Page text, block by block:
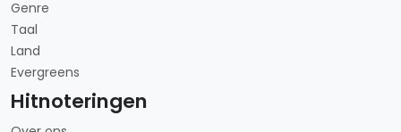
Genre
Taal
Land
Evergreens
Hitnoteringen